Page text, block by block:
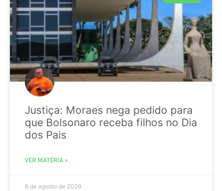
Justiça: Moraes nega pedido para
que Bolsonaro receba filhos no Dia
dos Pais
VER MATÉRIA »
8 de agosto de 2026